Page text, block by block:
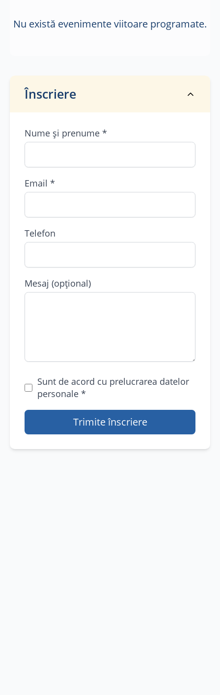
Comunitate
Rețele Sociale
Nu există evenimente viitoare programate.
Înscriere
Nume și prenume *
Email *
Telefon
Mesaj (opțional)
Sunt de acord cu prelucrarea datelor
personale*
Trimite înscriere